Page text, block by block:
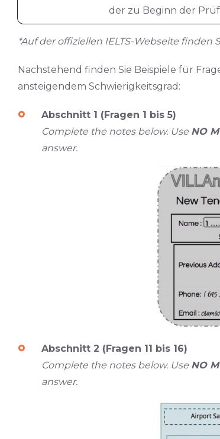
der zu Beginn der
*Auf der offiziellen IELTS-Webseite
Nachstehend finden Sie Beispiele für
ansteigendem Schwierigkeitsgrad:
Abschnitt 1 (Fragen 1 bis 5)
Complete the notes below. Use NO
answer.
Abschnitt 2 (Fragen 11 bis 16)
Complete the notes below. Use NO
answer.